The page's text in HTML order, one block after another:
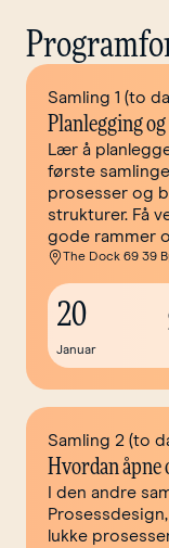
Samling 1 (to
Planlegging
Lær å
første
prosesser og
strukturer. Få
gode rammer
The Dock 69 39
20
Januar
Samling 2 (to
Hvordan åpne
I den andre
lukke